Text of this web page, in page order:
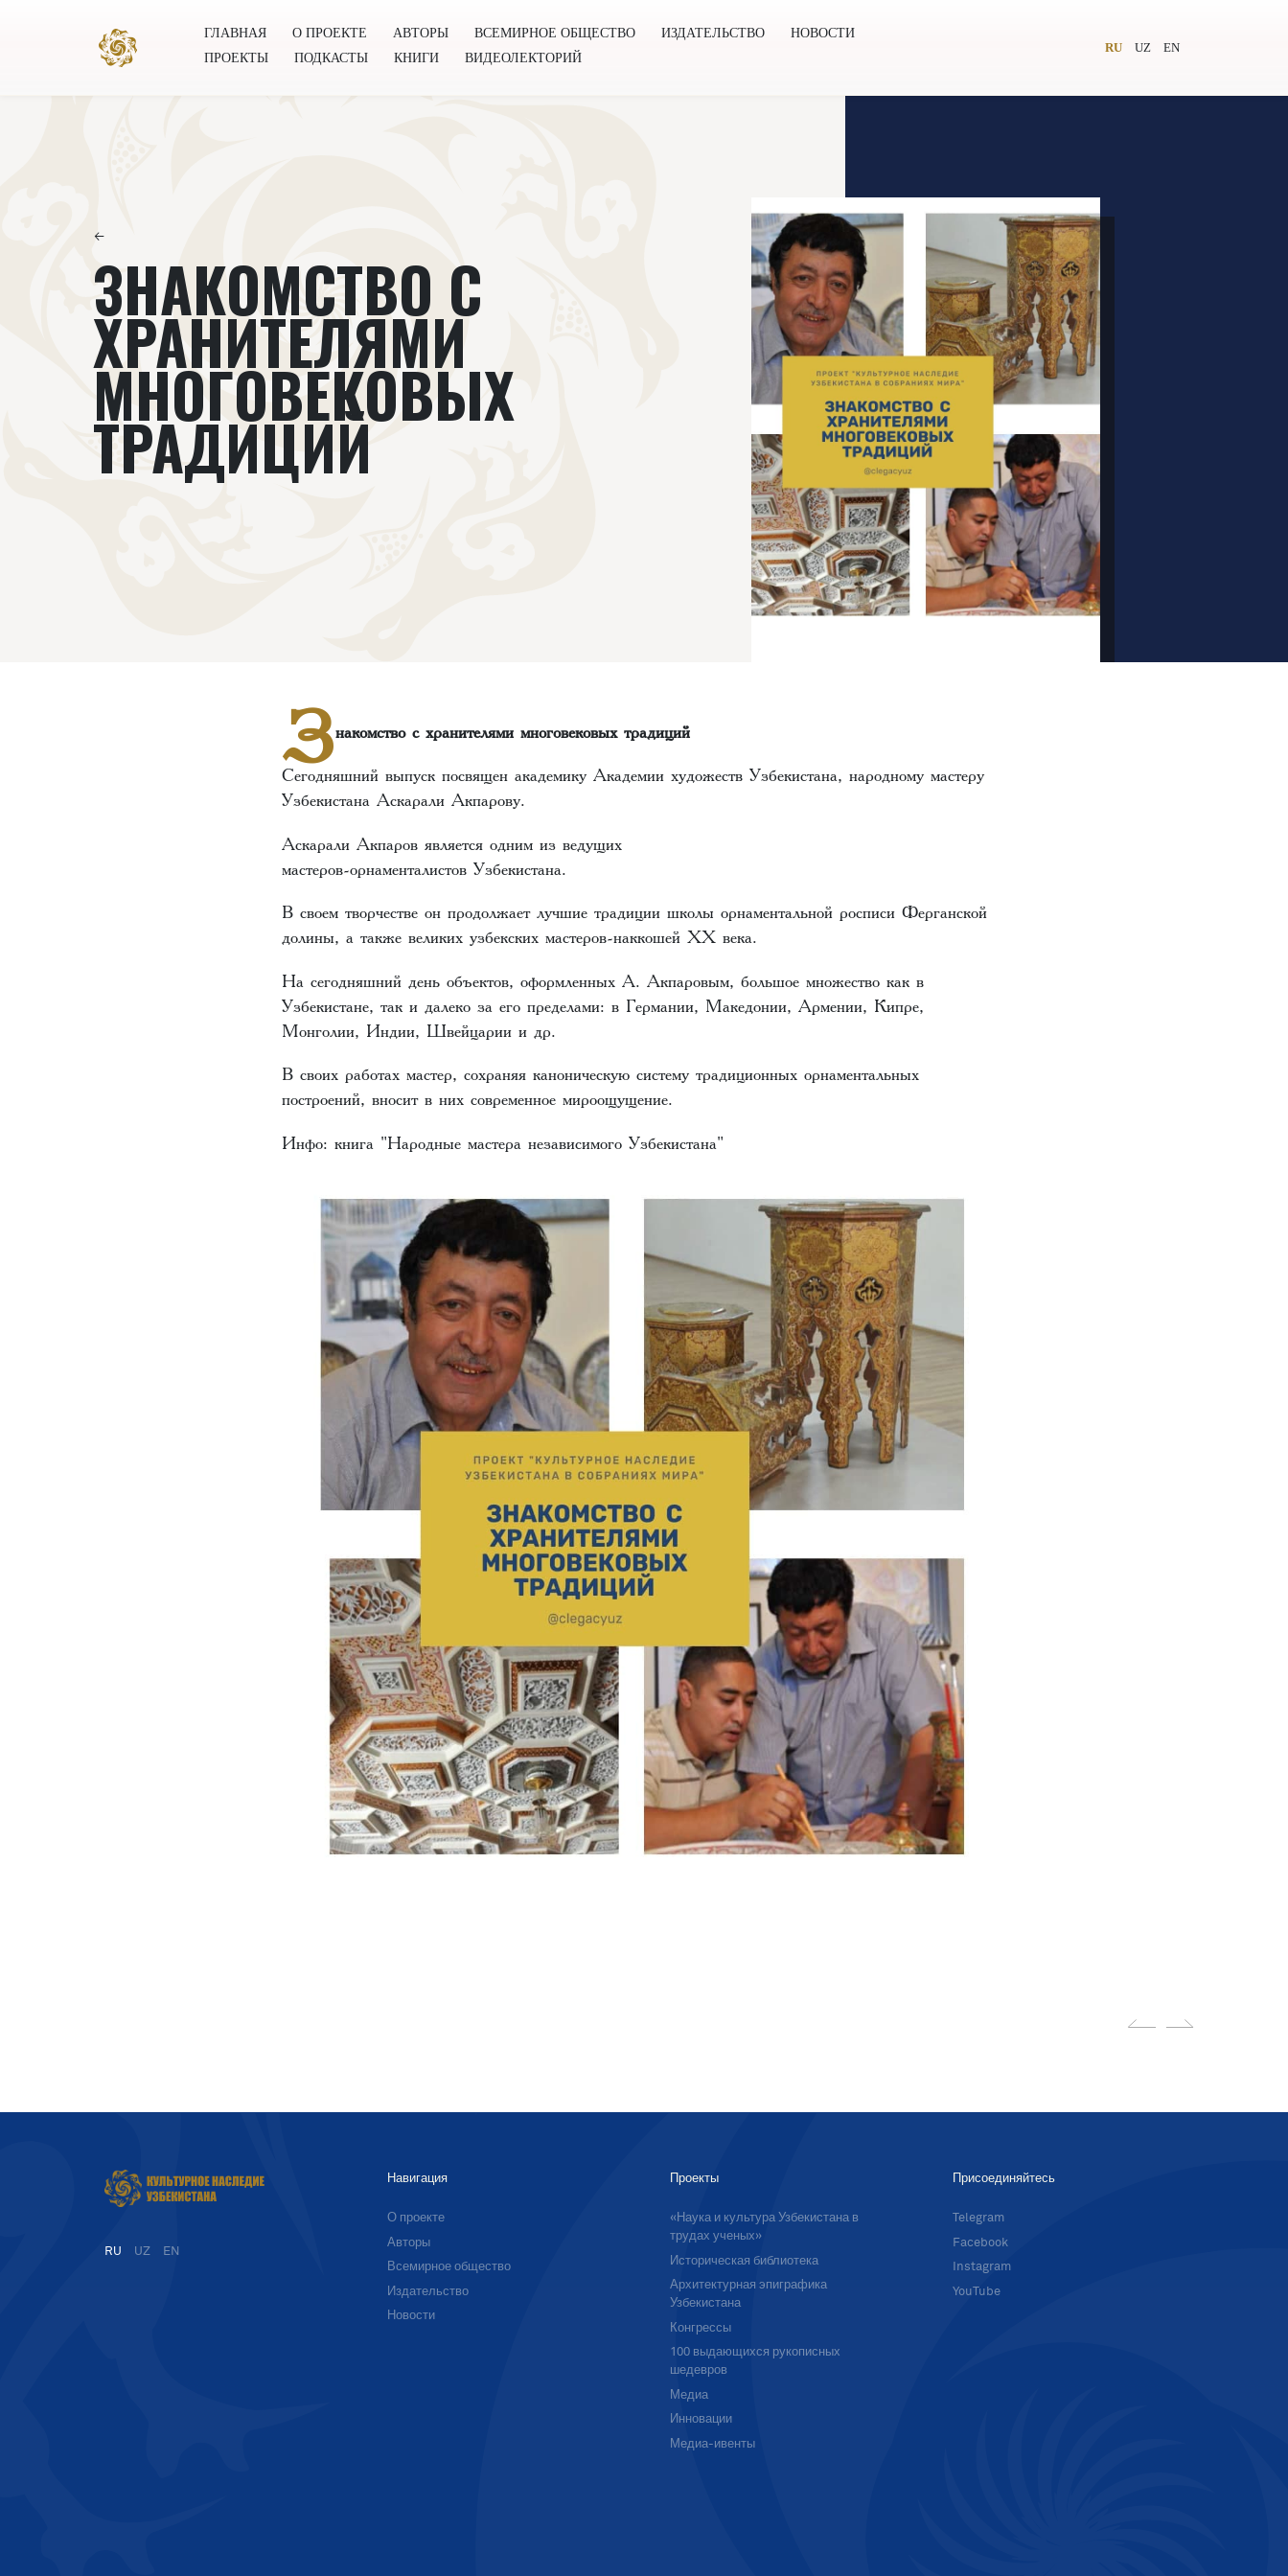
ГЛАВНАЯ О ПРОЕКТЕ АВТОРЫ ВСЕМИРНОЕ ОБЩЕСТВО ИЗДАТЕЛЬСТВО
НОВОСТИ
ПРОЕКТЫ
ПОДКАСТЫ КНИГИ ВИДЕОЛЕКТОРИЙ
RU UZ EN
←
ЗНАКОМСТВО С
ХРАНИТЕЛЯМИ
МНОГОВЕКОВЫХ
ТРАДИЦИЙ
Знакомство с хранителями многовековых традиций
Сегодняшний выпуск посвящен академику Академии художеств Узбекистана, народному мастеру
Узбекистана Аскарали Акпарову.
Аскарали Акпаров является одним из ведущих
мастеров-орнаменталистов Узбекистана.
В своем творчестве он продолжает лучшие традиции школы орнаментальной росписи Ферганской
долины, а также великих узбекских мастеров-наккошей ХХ века.
На сегодняшний день объектов, оформленных А. Акпаровым, большое множество как в
Узбекистане, так и далеко за его пределами: в Германии, Македонии, Армении, Кипре,
Монголии, Индии, Швейцарии и др.
В своих работах мастер, сохраняя каноническую систему традиционных орнаментальных
построений, вносит в них современное мироощущение.
Инфо: книга "Народные мастера независимого Узбекистана"
RU UZ EN
Навигация
О проекте
Авторы
Всемирное общество
Издательство
Новости
Проекты
«Наука и культура Узбекистана в
трудах ученых»
Историческая библиотека
Архитектурная эпиграфика
Узбекистана
Конгрессы
100 выдающихся рукописных
шедевров
Медиа
Инновации
Медиа-ивенты
Присоединяйтесь
Telegram
Facebook
Instagram
YouTube